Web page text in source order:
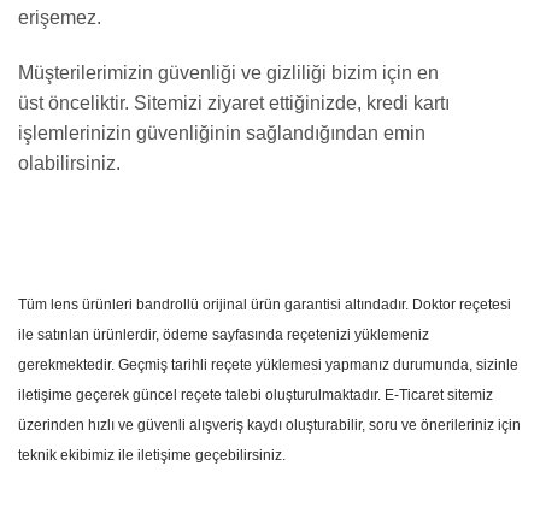
erişemez.
Müşterilerimizin güvenliği ve gizliliği bizim için en
üst önceliktir. Sitemizi ziyaret ettiğinizde, kredi kartı
işlemlerinizin güvenliğinin sağlandığından emin
olabilirsiniz.
Tüm lens ürünleri bandrollü orijinal ürün garantisi altındadır. Doktor reçetesi
ile satınlan ürünlerdir, ödeme sayfasında reçetenizi yüklemeniz
gerekmektedir. Geçmiş tarihli reçete yüklemesi yapmanız durumunda, sizinle
iletişime geçerek güncel reçete talebi oluşturulmaktadır. E-Ticaret sitemiz
üzerinden hızlı ve güvenli alışveriş kaydı oluşturabilir, soru ve önerileriniz için
teknik ekibimiz ile iletişime geçebilirsiniz.